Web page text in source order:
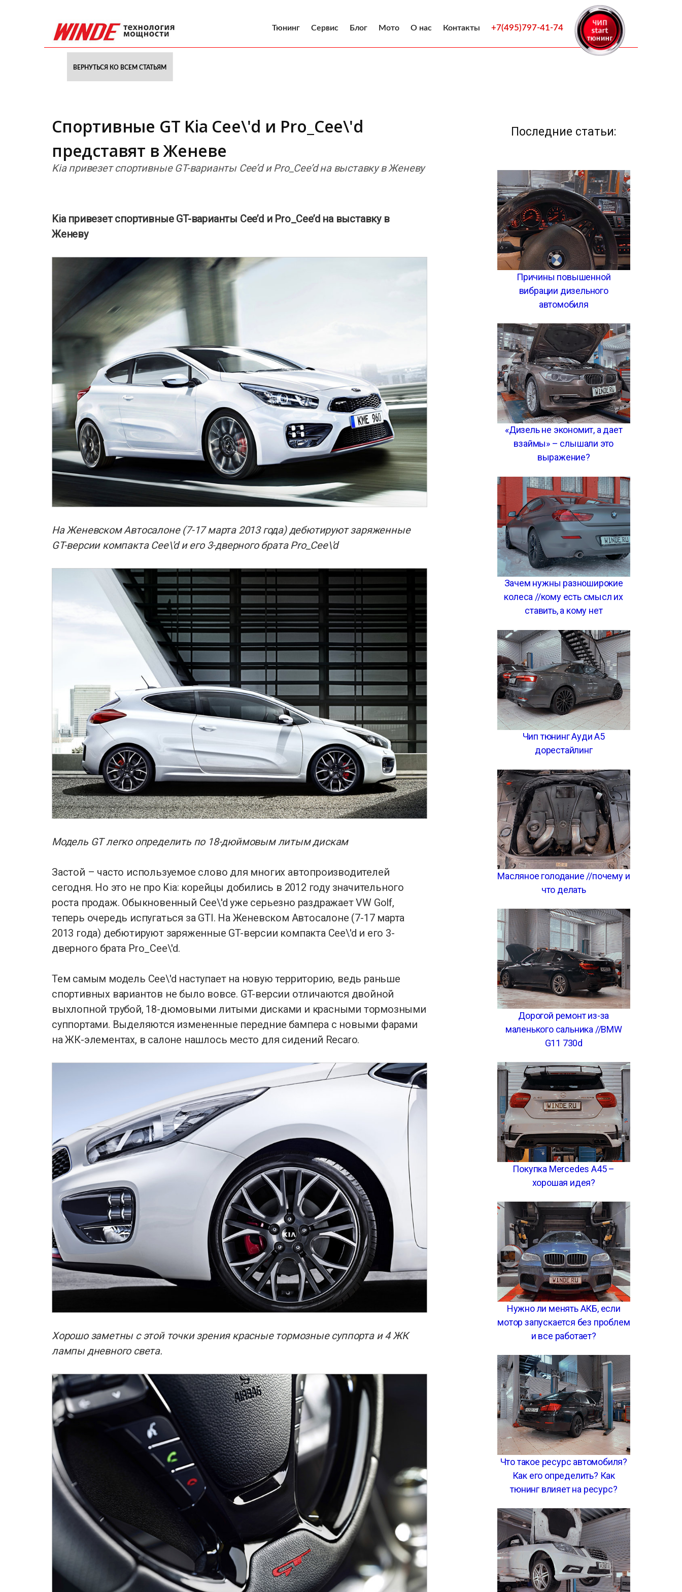
Тюнинг Сервис Блог Мото О нас Контакты +7(495)797-41-74
ВЕРНУТЬСЯ КО ВСЕМ СТАТЬЯМ
Спортивные GT Kia Cee\'d и Pro_Cee\'d
представят в Женеве
Kia привезет спортивные GT-варианты Cee’d и Pro_Cee’d на выставку в Женеву
Kia привезет спортивные GT-варианты Cee’d и Pro_Cee’d на выставку в
Женеву
На Женевском Автосалоне (7-17 марта 2013 года) дебютируют заряженные
GT-версии компакта Cee\'d и его 3-дверного брата Pro_Cee\'d
Модель GT легко определить по 18-дюймовым литым дискам
Застой – часто используемое слово для многих автопроизводителей
сегодня. Но это не про Kia: корейцы добились в 2012 году значительного
роста продаж. Обыкновенный Cee\'d уже серьезно раздражает VW Golf,
теперь очередь испугаться за GTI. На Женевском Автосалоне (7-17 марта
2013 года) дебютируют заряженные GT-версии компакта Cee\'d и его 3-
дверного брата Pro_Cee\'d.
Тем самым модель Cee\'d наступает на новую территорию, ведь раньше
спортивных вариантов не было вовсе. GT-версии отличаются двойной
выхлопной трубой, 18-дюмовыми литыми дисками и красными тормозными
суппортами. Выделяются измененные передние бампера с новыми фарами
на ЖК-элементах, в салоне нашлось место для сидений Recaro.
Хорошо заметны с этой точки зрения красные тормозные суппорта и 4 ЖК
лампы дневного света.
Последние статьи:
Причины повышенной
вибрации дизельного
автомобиля
«Дизель не экономит, а дает
взаймы» – слышали это
выражение?
Зачем нужны разноширокие
колеса //кому есть смысл их
ставить, а кому нет
Чип тюнинг Ауди А5
дорестайлинг
Масляное голодание //почему и
что делать
Дорогой ремонт из-за
маленького сальника //BMW
G11 730d
Покупка Mercedes A45 –
хорошая идея?
Нужно ли менять АКБ, если
мотор запускается без проблем
и все работает?
Что такое ресурс автомобиля?
Как его определить? Как
тюнинг влияет на ресурс?